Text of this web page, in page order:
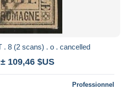
. 8 (2 scans) . o . cancelled
± 109,46 $US
Professionnel